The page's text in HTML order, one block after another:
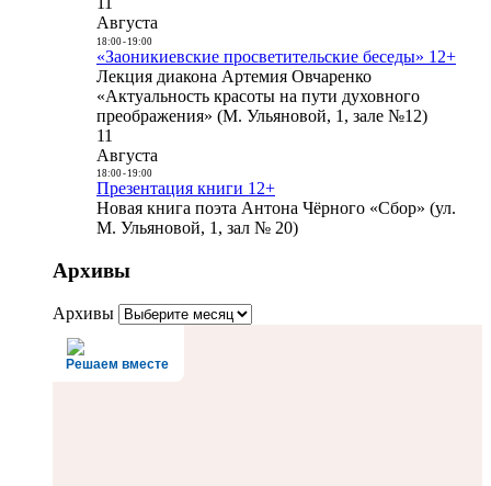
Августа
18:00- 19:00
«Заоникиевские просветительские беседы» 12+
Лекция диакона Артемия Овчаренко
«Актуальность красоты на пути духовного
преображения» (М. Ульяновой, 1, зале №12)
11
Августа
18:00- 19:00
Презентация книги 12+
Новая книга поэта Антона Чёрного «Сбор» (ул.
М. Ульяновой, 1, зал № 20)
Архивы
Архивы
Решаем вместе